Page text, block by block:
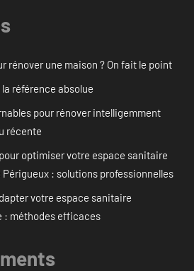
rénover une maison ? On fait le point
référence absolue
pour rénover intelligemment
récente
optimiser votre espace sanitaire
: solutions professionnelles
votre espace sanitaire
: méthodes efficaces